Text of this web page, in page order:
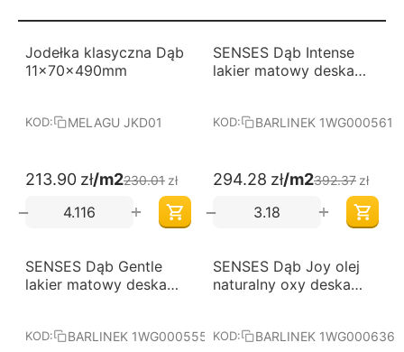
podłogi laminowane,
podłogi winylowe (LVT),
podłogi hybrydowe,
darmowa dostawa obowiązuje przy zakupie
podłóg o łącznej powierzchni
powyżej 60 m²,
koszt transportu zostanie naliczony jako
0 złpo
promocja dotyczy dostaw realizowanych na
terenie Polski,
promocyjnymi, o ile ich regulamin nie stanowi
-7%
Darmowa dostawa
od 60 m2
Jodełka klasyczna Dąb
11x70x490mm
KOD: MELAGU JKD01
213.90 zł/m2230.01 zł
+
−
-25%
Darmowa dostawa
od 60 m2
SENSES Dąb Intense
lakier matowy deska
KOD: BARLINEK 1WG000561
294.28 zł/m2392.37 zł
+
−
-25%
Darmowa dostawa
od 60 m2
SENSES Dąb Gentle
lakier matowy deska
KOD: BARLINEK 1WG000555
-25%
Darmowa dostawa
od 60 m2
SENSES Dąb Joy olej
naturalny oxy deska
KOD: BARLINEK 1WG000636